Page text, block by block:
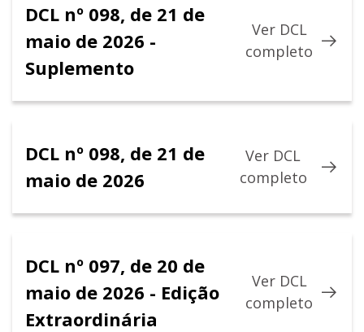
DCL nº 098, de 21 de
maio de 2026 -
Suplemento
Ver DCL
completo
DCL nº 098, de 21 de
maio de 2026
Ver DCL
completo
DCL nº 097, de 20 de
maio de 2026 - Edição
Extraordinária
Ver DCL
completo